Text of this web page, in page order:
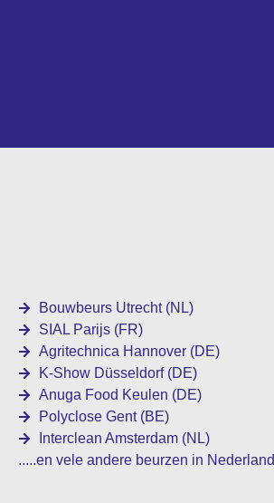
Bouwbeurs Utrecht (NL)
SIAL Parijs (FR)
Agritechnica Hannover (DE)
K-Show Düsseldorf (DE)
Anuga Food Keulen (DE)
Polyclose Gent (BE)
Interclean Amsterdam (NL)
.....en vele andere beurzen in Nederland